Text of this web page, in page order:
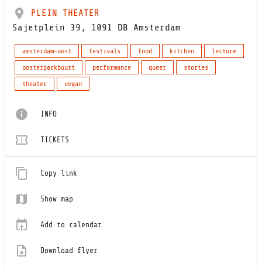
PLEIN THEATER
Sajetplein 39, 1091 DB Amsterdam
amsterdam-oost festivals food kitchen
lecture
oosterparkbuurt
performance queer
stories
theater
vegan
INFO
TICKETS
Copy link
Show map
Add to calendar
Download flyer